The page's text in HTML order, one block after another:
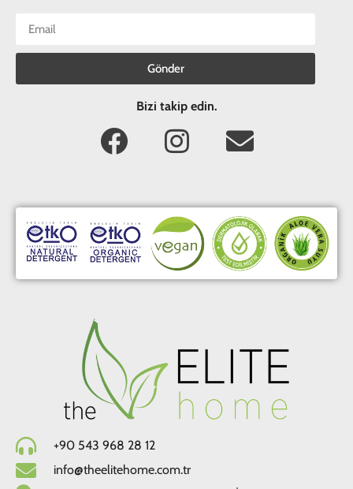
Gönder
Bizi takip edin.
+90 543 968 28 12
info@theelitehome.com.tr